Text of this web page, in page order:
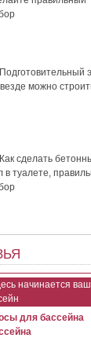
начинается ваш
для бассейна